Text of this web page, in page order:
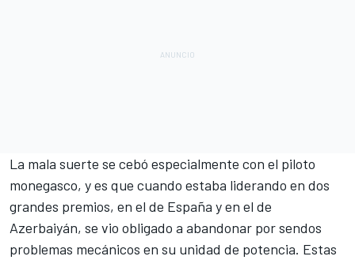
La mala suerte se cebó especialmente con el piloto
monegasco, y es que cuando estaba liderando en dos
grandes premios, en el de España y en el de
Azerbaiyán, se vio obligado a abandonar por sendos
problemas mecánicos en su unidad de potencia. Estas